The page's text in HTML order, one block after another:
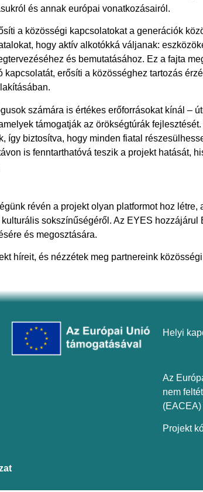
és annak európai vonatkozásairól.
a közösségi kapcsolatokat a generációk
hogy aktív alkotókká váljanak:
és bemutatásához. Ez a fajta
kapcsolatát, erősíti a közösséghez tartozás
számára is értékes erőforrásokat kínál –
támogatják az örökségtúrák
így biztosítva, hogy minden fiatal
is fenntarthatóvá teszik a projekt hatását,
révén a projekt olyan platformot hoz
sokszínűségéről. Az EYES
és megosztására.
híreit, és nézzétek meg partnereink
Helyi
Az
nem
Projekt